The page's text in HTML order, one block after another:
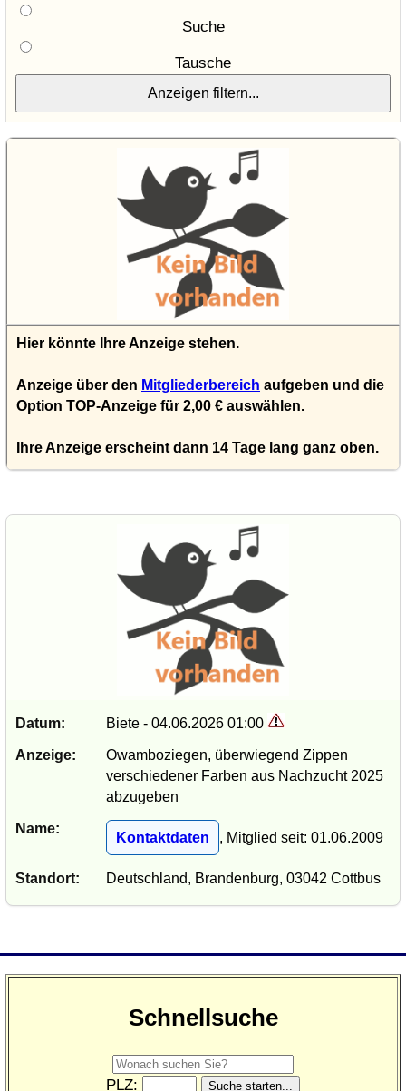
Schnellsuche
PLZ:
Suche
Tausche
Hier könnte Ihre Anzeige stehen.
Anzeige über den Mitgliederbereich aufgeben und die
Option TOP-Anzeige für 2,00 € auswählen.
Ihre Anzeige erscheint dann 14 Tage lang ganz oben.
Datum: Biete - 04.06.2026 01:00
Anzeige:
Owamboziegen, überwiegend Zippen
verschiedener Farben aus Nachzucht 2025
abzugeben
Name:
Kontaktdaten , Mitglied seit: 01.06.2009
Standort: Deutschland, Brandenburg, 03042 Cottbus